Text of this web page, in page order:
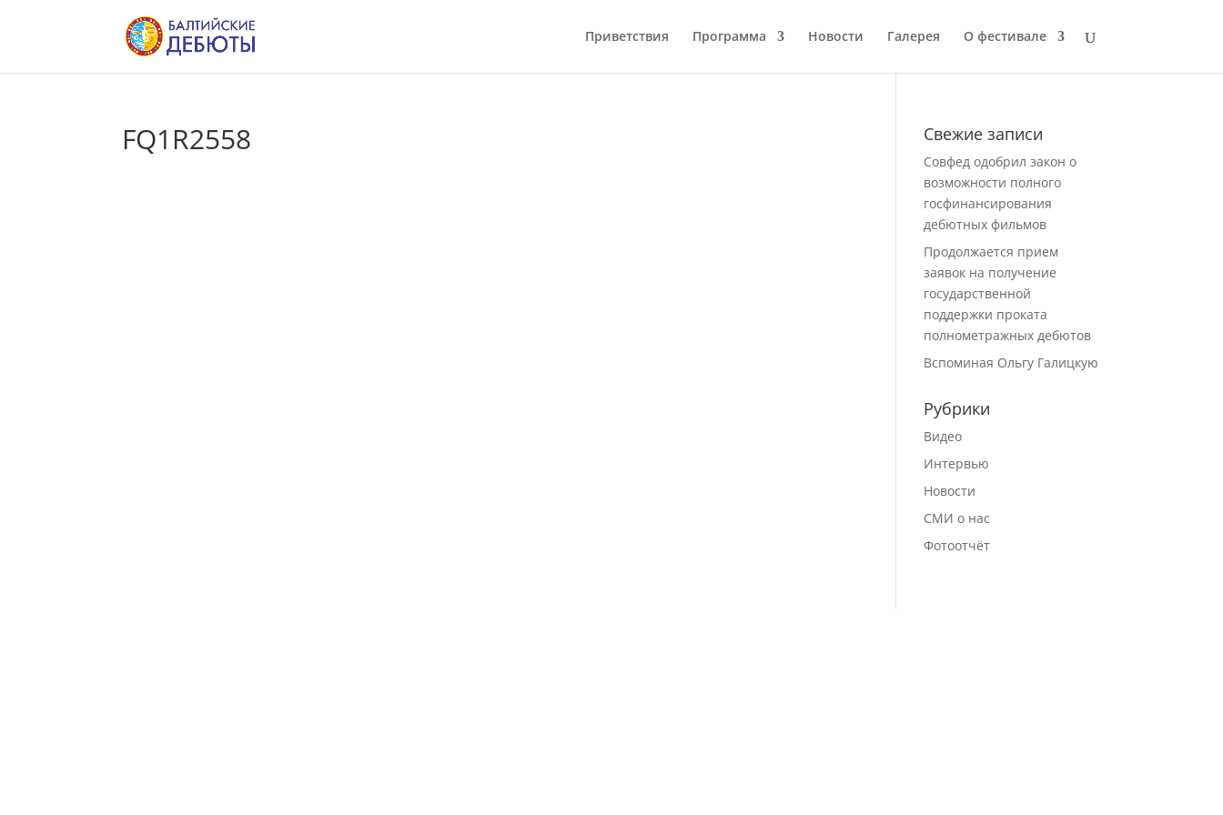
Приветствия Программа Новости Галерея О фестивале
FQ1R2558 Свежие записи
Совфед одобрил закон о
возможности полного
госфинансирования
дебютных фильмов
Продолжается прием
заявок на получение
государственной
поддержки проката
полнометражных дебютов
Вспоминая Ольгу Галицкую
Рубрики
Видео
Интервью
Новости
СМИ о нас
Фотоотчёт